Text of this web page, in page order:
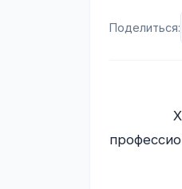
Поделиться: